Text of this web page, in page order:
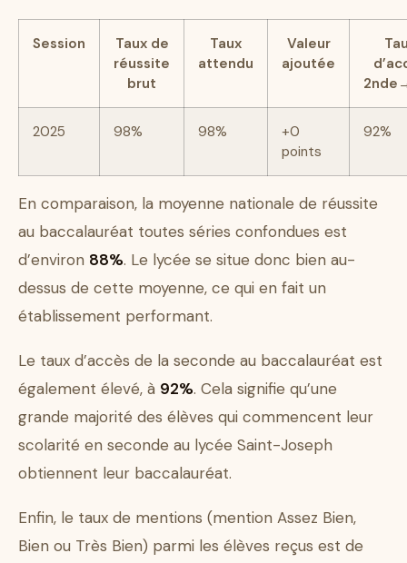
Session
Taux de
réussite
brut
Taux
attendu
Valeur
ajoutée
2025 98% 98%
+0
points
92%
En comparaison, la moyenne nationale de réussite
au baccalauréat toutes séries confondues est
d’environ 88%. Le lycée se situe donc bien au-
dessus de cette moyenne, ce qui en fait un
établissement performant.
Le taux d’accès de la seconde au baccalauréat est
également élevé, à 92%. Cela signifie qu’une
grande majorité des élèves qui commencent leur
scolarité en seconde au lycée Saint-Joseph
obtiennent leur baccalauréat.
Enfin, le taux de mentions (mention Assez Bien,
Bien ou Très Bien) parmi les élèves reçus est de